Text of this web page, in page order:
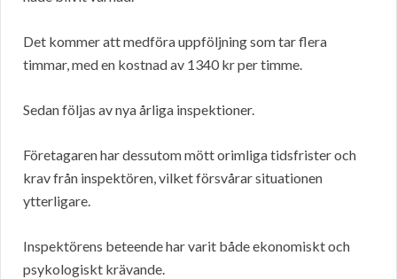
Det kommer att medföra uppföljning som tar flera
timmar, med en kostnad av 1340 kr per timme.
Sedan följas av nya årliga inspektioner.
Företagaren har dessutom mött orimliga tidsfrister och
krav från inspektören, vilket försvårar situationen
ytterligare.
Inspektörens beteende har varit både ekonomiskt och
psykologiskt krävande.